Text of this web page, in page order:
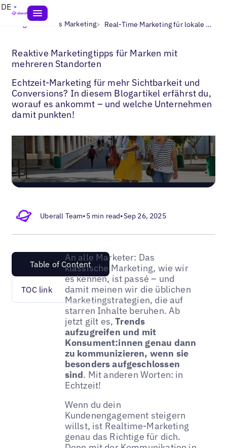
DE
Blogs> Lokales Marketing> Real-Time Marketing für lokale Unternehmen
Reaktive Marketingtipps für Marken mit
mehreren Standorten
Echtzeit-Marketing für mehr Sichtbarkeit und
Conversions? In diesem Blogartikel erfährst du,
worauf es ankommt – und welche Unternehmen
damit punkten!
Uberall Team•5 min read•Sep 26, 2025
Table of Content
TOC link
An alle Marketer: Das
klassische Marketing, wie wir
es kennen, ist passé – und
damit meinen wir die üblichen
Marketingstrategien, die auf
starren Inhalte beruhen. Ab
jetzt gilt es,Trends
aufzugreifen und mit
Konsument:innen genau dann
zu kommunizieren, wenn sie
besonders aufgeschlossen
sind. Mit anderen Worten: in
Echtzeit!
Wenn du dein
Kundenengagement steigern
willst, ist Realtime-Marketing
genau das Richtige für dich.